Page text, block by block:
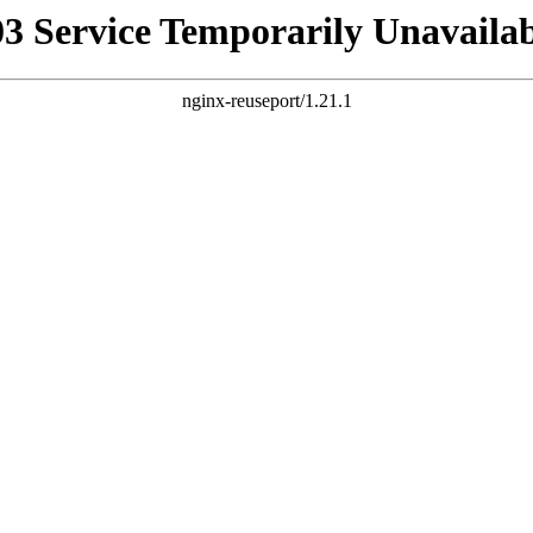
Service Temporarily
nginx-reuseport/1.21.1